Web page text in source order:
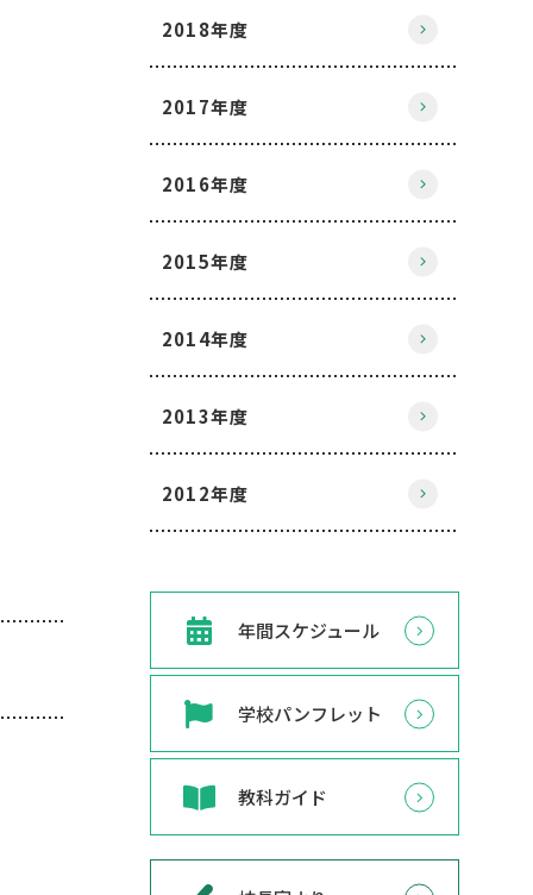
2018年度
2017年度
2016年度
2015年度
2014年度
2013年度
2012年度
年間スケジュール
学校パンフレット
教科ガイド